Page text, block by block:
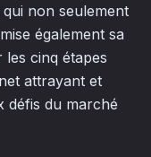
non seulement
également sa
les cinq étapes
attrayant et
défis du marché